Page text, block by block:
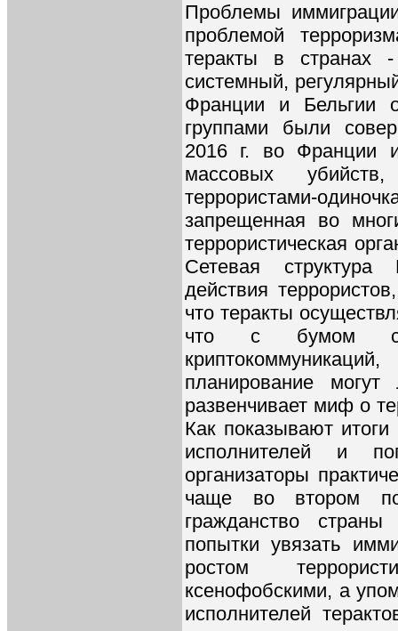
Проблемы
проблемой
теракты в странах -
системный,
Франции и Бельгии
группами были
2016 г. во Франции
массовых
террористами-
запрещенная во
террористическая
Сетевая структура
действия
что теракты
что с бумом
планирование могут
развенчивает миф о
Как показывают
исполнителей и
организаторы
чаще во втором
гражданство
попытки увязать
ростом
ксенофобскими, а
исполнителей